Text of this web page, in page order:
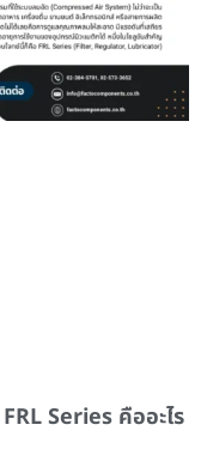
Series คืออะไร